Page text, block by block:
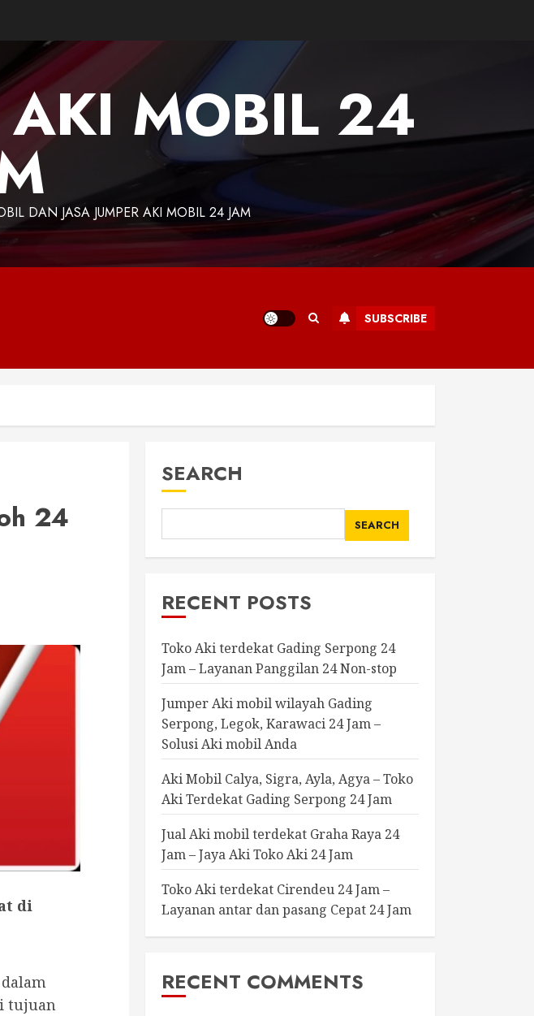
AKI MOBIL 24
DAN JASA JUMPER AKI MOBIL 24 JAM
SUBSCRIBE
24
di
tujuan
SEARCH
SEARCH
RECENT POSTS
Toko Aki terdekat Gading Serpong 24
Jam – Layanan Panggilan 24 Non-stop
Jumper Aki mobil wilayah Gading
Serpong, Legok, Karawaci 24 Jam –
Solusi Aki mobil Anda
Aki Mobil Calya, Sigra, Ayla, Agya – Toko
Aki Terdekat Gading Serpong 24 Jam
Jual Aki mobil terdekat Graha Raya 24
Jam – Jaya Aki Toko Aki 24 Jam
Toko Aki terdekat Cirendeu 24 Jam –
Layanan antar dan pasang Cepat 24 Jam
RECENT COMMENTS